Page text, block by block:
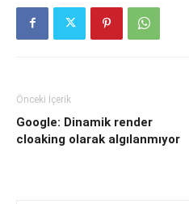
Önceki İçerik
Google: Dinamik render
cloaking olarak algılanmıyor